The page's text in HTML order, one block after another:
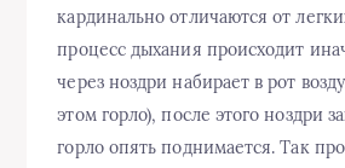
кардинально отличаются от
процесс дыхания происходит
через ноздри набирает в рот
этом горло), после этого ноздри
горло опять поднимается. Так